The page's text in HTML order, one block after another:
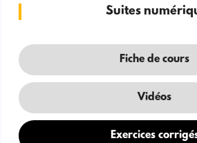
Suites
Fiche de cours
Vidéos
Exercices